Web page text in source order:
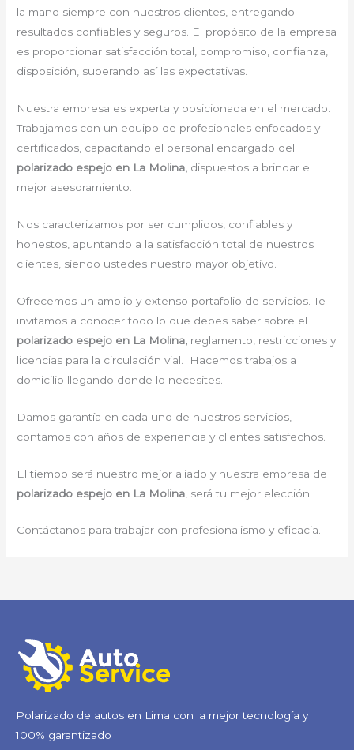
la mano siempre con nuestros clientes, entregando
resultados confiables y seguros. El propósito de la empresa
es proporcionar satisfacción total, compromiso, confianza,
disposición, superando así las expectativas.
Nuestra empresa es experta y posicionada en el mercado.
Trabajamos con un equipo de profesionales enfocados y
certificados, capacitando el personal encargado del
polarizado espejo en La Molina, dispuestos a brindar el
mejor asesoramiento.
Nos caracterizamos por ser cumplidos, confiables y
honestos, apuntando a la satisfacción total de nuestros
clientes, siendo ustedes nuestro mayor objetivo.
Ofrecemos un amplio y extenso portafolio de servicios. Te
invitamos a conocer todo lo que debes saber sobre el
polarizado espejo en La Molina, reglamento, restricciones y
licencias para la circulación vial. Hacemos trabajos a
domicilio llegando donde lo necesites.
Damos garantía en cada uno de nuestros servicios,
contamos con años de experiencia y clientes satisfechos.
El tiempo será nuestro mejor aliado y nuestra empresa de
polarizado espejo en La Molina , será tu mejor elección.
Contáctanos para trabajar con profesionalismo y eficacia.
Polarizado de autos en Lima con la mejor tecnología y
100% garantizado